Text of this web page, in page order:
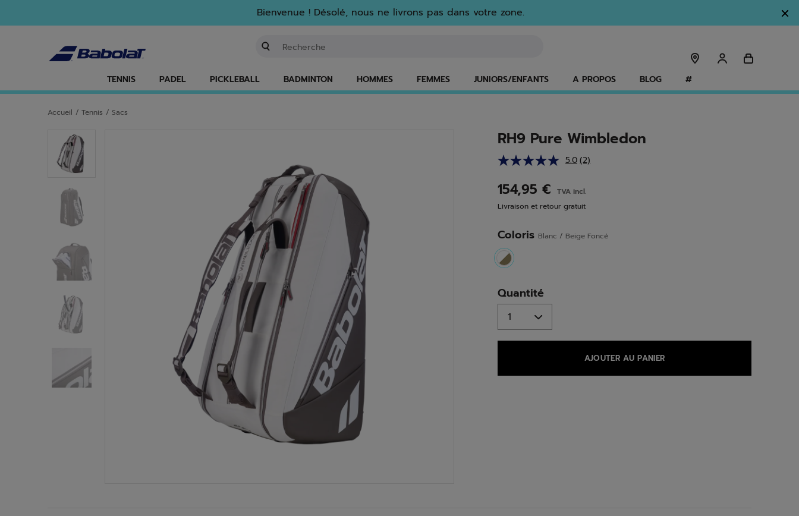
Bienvenue ! Désolé, nous ne livrons pas dans votre zone.
TENNIS PADEL PICKLEBALL BADMINTON HOMMES FEMMES JUNIORS/ENFANTS A PROPOS BLOG #
Accueil / Tennis / Sacs
RH9 Pure Wimbledon
5.0 Lire
Lien
sur
la
page.
(2)
154,95 €
TVA incl.
Livraison et retour gratuit
Coloris Blanc / Beige Foncé
selected
Quantité
AJOUTER AU PANIER